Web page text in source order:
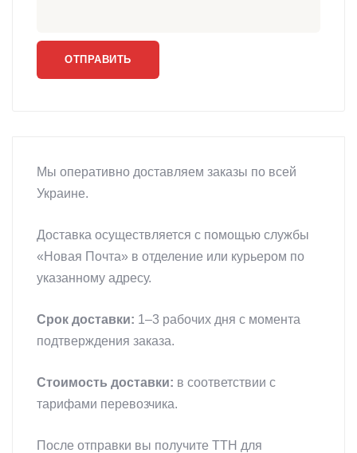
Мы оперативно доставляем заказы по всей
Украине.
Доставка осуществляется с помощью службы
«Новая Почта» в отделение или курьером по
указанному адресу.
Срок доставки: 1–3 рабочих дня с момента
подтверждения заказа.
Стоимость доставки: в соответствии с
тарифами перевозчика.
После отправки вы получите ТТН для